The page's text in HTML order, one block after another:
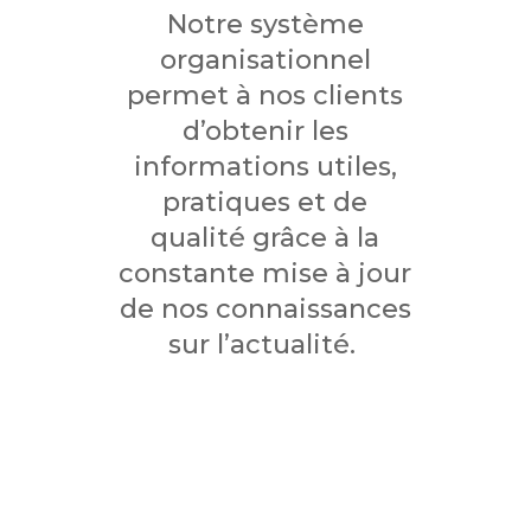
Notre système
organisationnel
permet à nos clients
d’obtenir les
informations utiles,
pratiques et de
qualité grâce à la
constante mise à jour
de nos connaissances
sur l’actualité.